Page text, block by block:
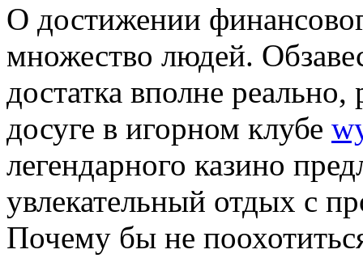
О достижении
множество людей.
достатка вполне реально,
досуге в игорном клубе
легендарного казино
увлекательный отдых с
Почему бы не